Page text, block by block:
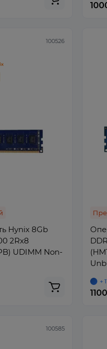
100526
Hynix 8Gb
2Rx8
UDIMM Non-
+
100585